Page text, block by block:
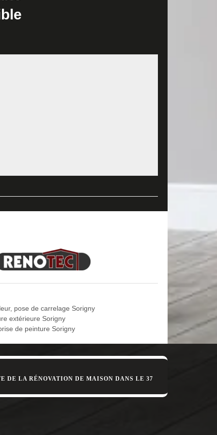
faite surtout pas si vous êtes à la recherche
votre parquet. Qualifiée et expérimentée pour
et qui remplie toute les conditions requises
il est dans la capacité totale pour répondre
ainsi que dans tout le 37250, veuillez
de choix de matériaux et de modèles pour
vous aide à choisir le type de revêtement
isolant, et le bois utilisé provient des forêts
de pose de parquet en toutes
biais d’une installation de parquet. En général,
Rénovation est une entreprise spécialisée pour
grande expérience dans ce domaine, MD
pose de carrelage Sorigny
extérieure Sorigny
de peinture Sorigny
DE LA RÉNOVATION DE MAISON DANS LE 37